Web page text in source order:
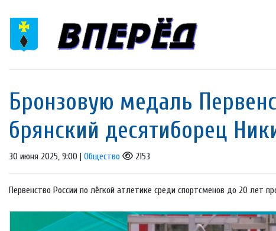
Бронзовую медаль
брянский десятиборец
30 июня 2025, 9:00 | Общество 2153
Первенство России по лёгкой атлетике среди спортсменов до 20 лет